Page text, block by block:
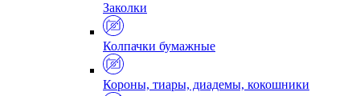
Заколки
Колпачки бумажные
Короны, тиары, диадемы, кокошники